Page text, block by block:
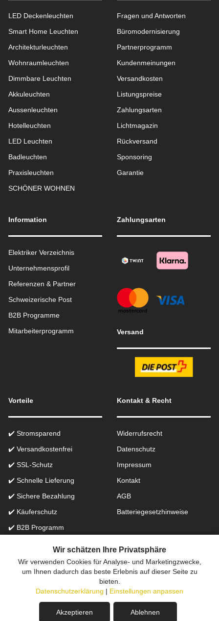
In den Warenkorb
LED Deckenleuchten
Smart Home Leuchten
Architekturleuchten
Wohnraum­leuchten
Dimmbare Leuchten
Akkuleuchten
Aussen­leuchten
Hotelleuchten
LED Leuchten
Badleuchten
Praxisleuchten
SCHÖNER WOHNEN
Fragen und Antworten
Büromodernisierung
Partnerprogramm
Kundenmeinungen
Versandkosten
Listungspreise
Zahlungsarten
Lichtmagazin
Rückversand
Sponsoring
Garantie
Information
Elektriker Verzeichnis
Unternehmensprofil
Referenzen & Partner
Schweizerische Post
B2B Programme
Mitarbeiterprogramm
Zahlungsarten
Versand
Vorteile
✔️ Stromsparend
✔️ Versandkostenfrei
✔️ SSL-Schutz
✔️ Schnelle Lieferung
✔️ Sichere Bezahlung
✔️ Käuferschutz
✔️ B2B Programm
Kontakt & Recht
Widerrufsrecht
Datenschutz
Impressum
Kontakt
AGB
Batteriegesetzhinweise
Onlinefachhandel in der Schweiz für Beleuchtung seit 2012 |
Erstellt mit
peleides.io
Wir schätzen Ihre Privatsphäre
Wir verwenden Cookies für Analyse- und Marketingzwecke,
um Ihnen dadurch das beste Erlebnis auf dieser Seite zu
bieten.
Datenschutzerklärung | Einstellungen anpassen
Akzeptieren Ablehnen